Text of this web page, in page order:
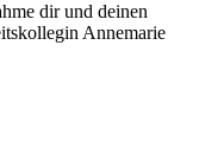
dir und deinen
Annemarie